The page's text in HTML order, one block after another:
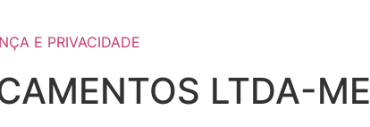
E PRIVACIDADE
LTDA-ME